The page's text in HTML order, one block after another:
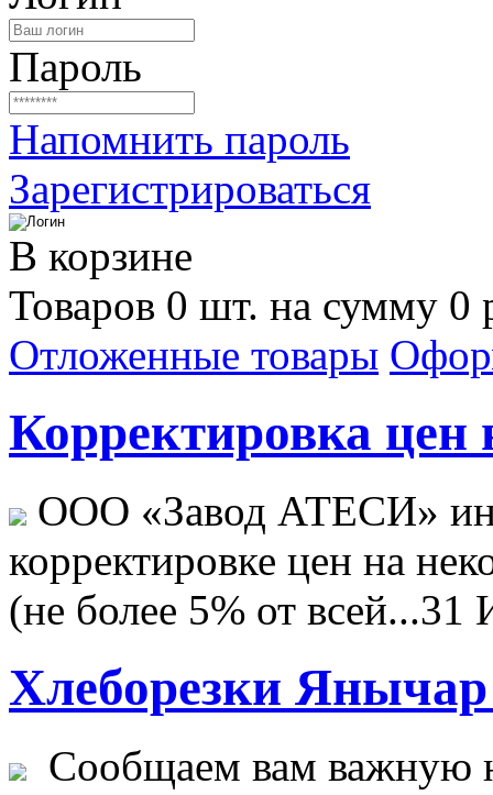
Пароль
Напомнить пароль
Зарегистрироваться
В корзине
Товаров 0 шт. на сумму 0
Отложенные товары
Корректировка цен
ООО «Завод АТЕСИ»
корректировке цен на
(не более 5% от всей...31
Хлеборезки Янычар
Сообщаем вам важную